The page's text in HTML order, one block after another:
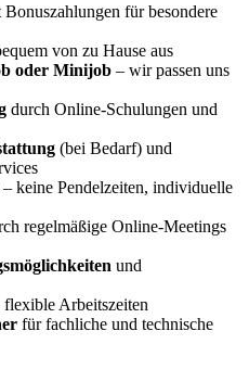
Bonuszahlungen für besondere
von zu Hause aus
oder Minijob – wir passen uns
durch Online-Schulungen und
(bei Bedarf) und
– keine Pendelzeiten, individuelle
regelmäßige Online-Meetings
und
flexible Arbeitszeiten
für fachliche und technische